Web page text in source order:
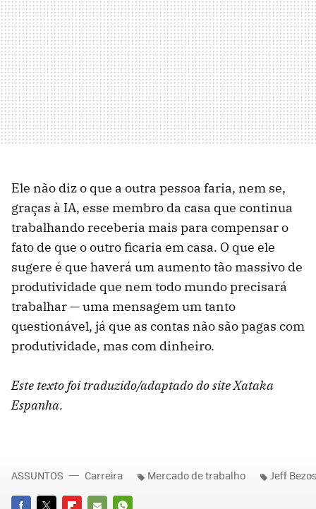
Ele não diz o que a outra pessoa faria, nem se,
graças à IA, esse membro da casa que continua
trabalhando receberia mais para compensar o
fato de que o outro ficaria em casa. O que ele
sugere é que haverá um aumento tão massivo de
produtividade que nem todo mundo precisará
trabalhar — uma mensagem um tanto
questionável, já que as contas não são pagas com
produtividade, mas com dinheiro.
Este texto foi traduzido/adaptado do site Xataka
Espanha.
ASSUNTOS Carreira Mercado de trabalho Jeff